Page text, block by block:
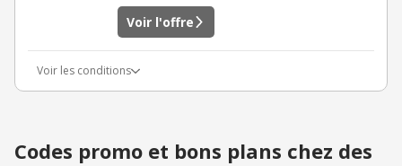
Voir l'offre
Voir les conditions
Codes promo et bons plans chez des